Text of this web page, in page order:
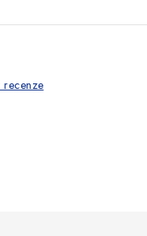
recenze